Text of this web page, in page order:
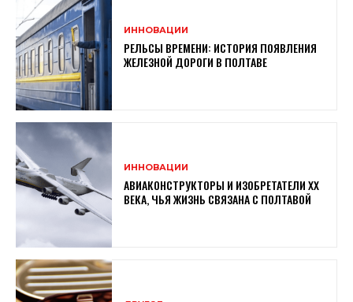
ИННОВАЦИИ
РЕЛЬСЫ ВРЕМЕНИ: ИСТОРИЯ ПОЯВЛЕНИЯ
ЖЕЛЕЗНОЙ ДОРОГИ В ПОЛТАВЕ
ИННОВАЦИИ
АВИАКОНСТРУКТОРЫ И ИЗОБРЕТАТЕЛИ XX
ВЕКА, ЧЬЯ ЖИЗНЬ СВЯЗАНА С ПОЛТАВОЙ